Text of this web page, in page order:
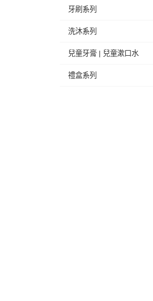
牙刷系列
洗沐系列
兒童牙膏 | 兒童漱口水
禮盒系列